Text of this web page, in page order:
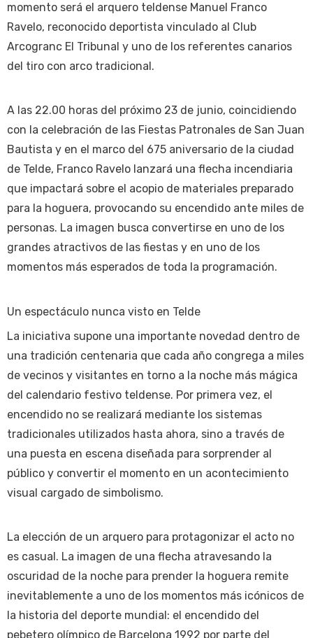
momento será el arquero teldense Manuel Franco
Ravelo, reconocido deportista vinculado al Club
Arcogranc El Tribunal y uno de los referentes canarios
del tiro con arco tradicional.
A las 22.00 horas del próximo 23 de junio, coincidiendo
con la celebración de las Fiestas Patronales de San Juan
Bautista y en el marco del 675 aniversario de la ciudad
de Telde, Franco Ravelo lanzará una flecha incendiaria
que impactará sobre el acopio de materiales preparado
para la hoguera, provocando su encendido ante miles de
personas. La imagen busca convertirse en uno de los
grandes atractivos de las fiestas y en uno de los
momentos más esperados de toda la programación.
Un espectáculo nunca visto en Telde
La iniciativa supone una importante novedad dentro de
una tradición centenaria que cada año congrega a miles
de vecinos y visitantes en torno a la noche más mágica
del calendario festivo teldense. Por primera vez, el
encendido no se realizará mediante los sistemas
tradicionales utilizados hasta ahora, sino a través de
una puesta en escena diseñada para sorprender al
público y convertir el momento en un acontecimiento
visual cargado de simbolismo.
La elección de un arquero para protagonizar el acto no
es casual. La imagen de una flecha atravesando la
oscuridad de la noche para prender la hoguera remite
inevitablemente a uno de los momentos más icónicos de
la historia del deporte mundial: el encendido del
pebetero olímpico de Barcelona 1992 por parte del